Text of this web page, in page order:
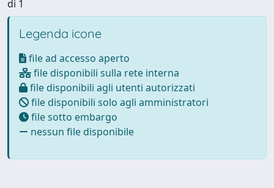
di 1
Legenda icone
file ad accesso aperto
file disponibili sulla rete interna
file disponibili agli utenti autorizzati
file disponibili solo agli amministratori
file sotto embargo
nessun file disponibile